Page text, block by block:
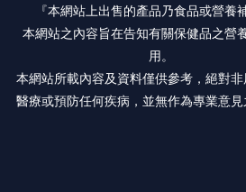
『本網站上出售的產品乃食品或營養
本網站之內容旨在告知有關保健品之營
用。
本網站所載內容及資料僅供參考，絕對非
醫療或預防任何疾病，並無作為專業意見